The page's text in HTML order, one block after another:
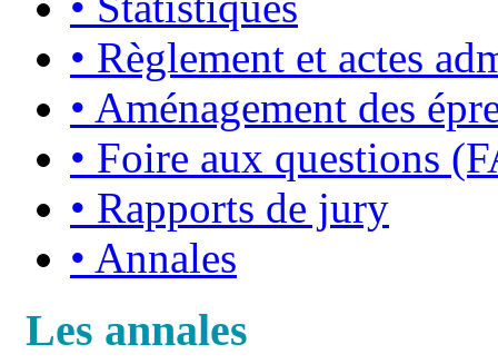
• Règlement et actes
• Aménagement des
• Foire aux questions
• Rapports de jury
• Annales
Les annales